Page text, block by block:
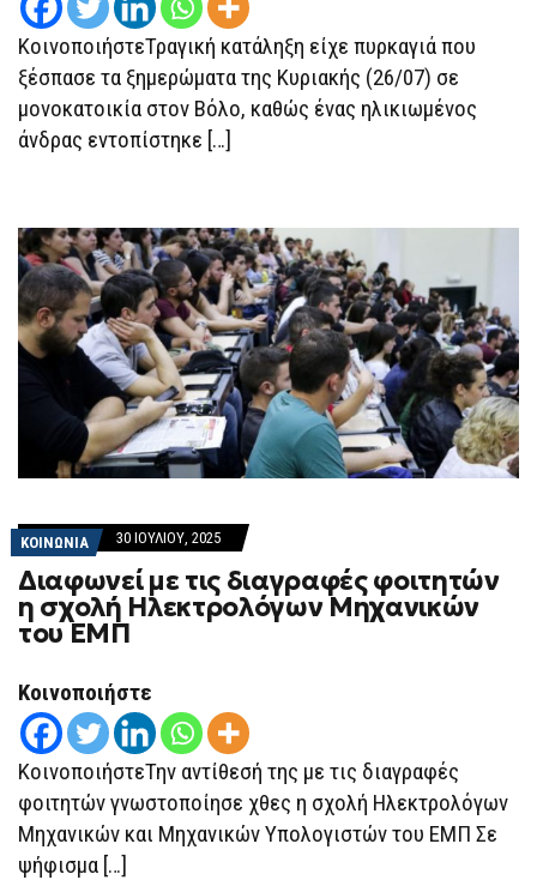
ΚοινοποιήστεΤραγική κατάληξη είχε πυρκαγιά που
ξέσπασε τα ξημερώματα της Κυριακής (26/07) σε
μονοκατοικία στον Βόλο, καθώς ένας ηλικιωμένος
άνδρας εντοπίστηκε […]
ΚΟΙΝΩΝΙΑ 30 ΙΟΥΛΊΟΥ, 2025
Διαφωνεί με τις διαγραφές φοιτητών
η σχολή Ηλεκτρολόγων Μηχανικών
του ΕΜΠ
Κοινοποιήστε
ΚοινοποιήστεΤην αντίθεσή της με τις διαγραφές
φοιτητών γνωστοποίησε χθες η σχολή Ηλεκτρολόγων
Μηχανικών και Μηχανικών Υπολογιστών του ΕΜΠ Σε
ψήφισμα […]